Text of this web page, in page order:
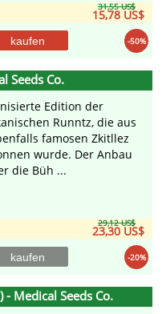
31,55 US$
15,78 US$
-50%
kaufen
Seeds Co.
Edition der
Runntz, die aus
famosen Zkitllez
wurde. Der Anbau
die Büh ...
29,12 US$
23,30 US$
-20%
kaufen
Medical Seeds Co.